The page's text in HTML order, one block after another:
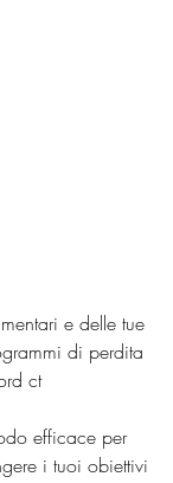
di perdita
ct
efficace per
i tuoi obiettivi